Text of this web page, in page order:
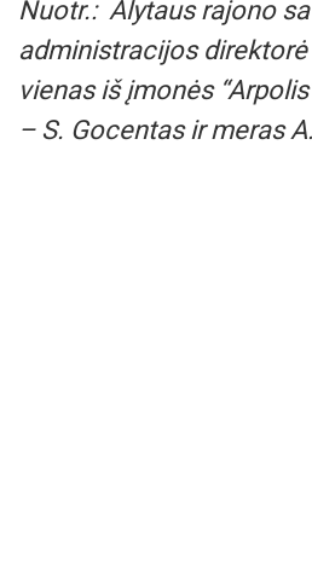
Nuotr.: Alytaus rajono
administracijos
vienas iš įmonės
– S. Gocentas ir meras